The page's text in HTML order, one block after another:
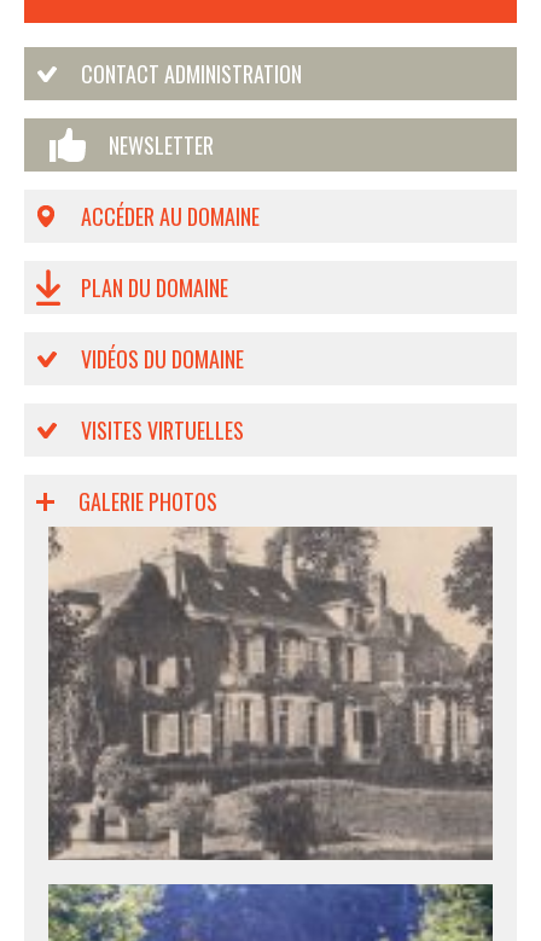
CONTACT ADMINISTRATION
NEWSLETTER
ACCÉDER AU DOMAINE
PLAN DU DOMAINE
VIDÉOS DU DOMAINE
VISITES VIRTUELLES
GALERIE PHOTOS